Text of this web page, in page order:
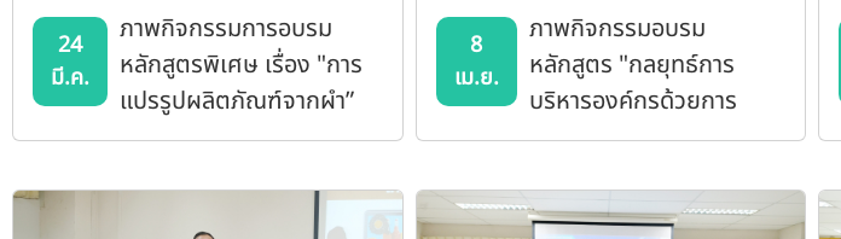
24
มี.ค.
ภาพกิจกรรมการอบรม
หลักสูตรพิเศษ เรื่อง "การ
แปรรูปผลิตภัณฑ์จากผำ”
8
เม.ย.
ภาพกิจกรรมอบรม
หลักสูตร "กลยุทธ์การ
บริหารองค์กรด้วยการ
ตลาดออนไลน์"